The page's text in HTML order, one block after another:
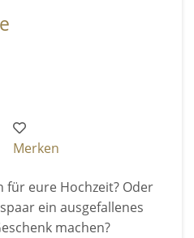
Merken
für eure Hochzeit? Oder
ein ausgefallenes
machen?